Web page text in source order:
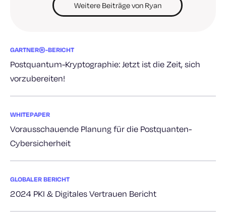
Weitere Beiträge von Ryan
GARTNER®-BERICHT
Postquantum-Kryptographie: Jetzt ist die Zeit, sich
vorzubereiten!
WHITEPAPER
Vorausschauende Planung für die Postquanten-
Cybersicherheit
GLOBALER BERICHT
2024 PKI & Digitales Vertrauen Bericht